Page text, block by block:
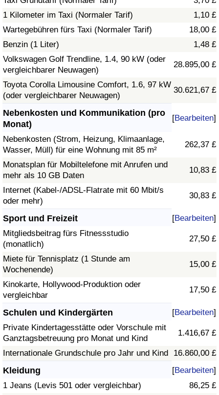
1 Kilometer im Taxi (Normaler Tarif)
1,10 £
Wartegebühren fürs Taxi (Normaler Tarif)
18,00 £
Benzin (1 Liter)
1,48 £
Volkswagen Golf Trendline, 1.4, 90 kW (oder
vergleichbarer Neuwagen)
28.895,00 £
Toyota Corolla Limousine Comfort, 1.6, 97 kW
(oder vergleichbarer Neuwagen)
30.621,67 £
Nebenkosten und Kommunikation (pro
Monat)
[Bearbeiten]
Nebenkosten (Strom, Heizung, Klimaanlage,
Wasser, Müll) für eine Wohnung mit 85 m²
262,37 £
Monatsplan für Mobiltelefone mit Anrufen und
mehr als 10 GB Daten
10,83 £
Internet (Kabel-/ADSL-Flatrate mit 60 Mbit/s
oder mehr)
30,83 £
Sport und Freizeit [Bearbeiten]
Mitgliedsbeitrag fürs Fitnessstudio
(monatlich)
27,50 £
Miete für Tennisplatz (1 Stunde am
Wochenende)
15,00 £
Kinokarte, Hollywood-Produktion oder
vergleichbar
17,50 £
Schulen und Kindergärten [Bearbeiten]
Private Kindertagesstätte oder Vorschule mit
Ganztagsbetreuung pro Monat und Kind
1.416,67 £
Internationale Grundschule pro Jahr und Kind 16.860,00 £
Kleidung [Bearbeiten]
1 Jeans (Levis 501 oder vergleichbar)
86,25 £